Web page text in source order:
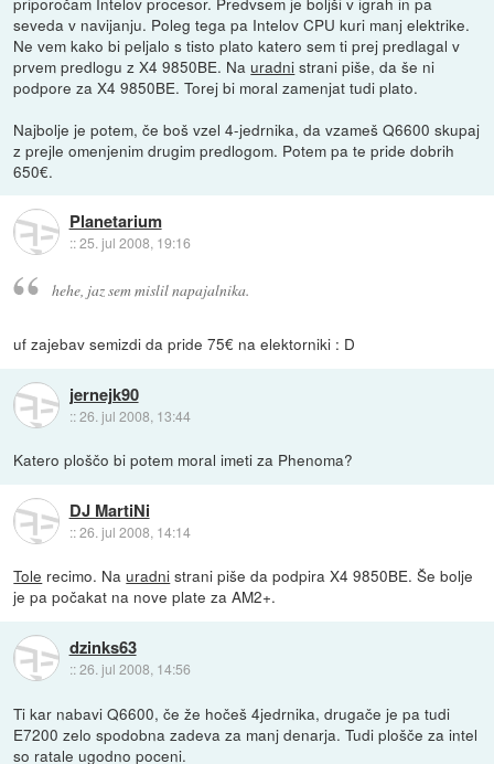
seveda v navijanju. Poleg tega pa Intelov CPU kuri manj elektrike.
Ne vem kako bi peljalo s tisto plato katero sem ti prej predlagal v
prvem predlogu z X4 9850BE. Nauradni strani piše, da še ni
podpore za X4 9850BE. Torej bi moral zamenjat tudi plato.
Najbolje je potem, če boš vzel 4-jedrnika, da vzameš Q6600 skupaj
z prejle omenjenim drugim predlogom. Potem pa te pride dobrih
650€.
Planetarium
::25. jul 2008, 19:16
hehe, jaz sem mislil napajalnika.
uf zajebav semizdi da pride 75€ na elektorniki : D
jernejk90
::26. jul 2008, 13:44
Katero ploščo bi potem moral imeti za Phenoma?
DJ MartiNi
::26. jul 2008, 14:14
Tole recimo. Nauradni strani piše da podpira X4 9850BE. Še bolje
je pa počakat na nove plate za AM2+.
dzinks63
::26. jul 2008, 14:56
Ti kar nabavi Q6600, če že hočeš 4jedrnika, drugače je pa tudi
E7200 zelo spodobna zadeva za manj denarja. Tudi plošče za intel
so ratale ugodno poceni.